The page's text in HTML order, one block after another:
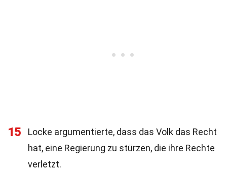
15
Locke argumentierte, dass das Volk das Recht
hat, eine Regierung zu stürzen, die ihre Rechte
verletzt.